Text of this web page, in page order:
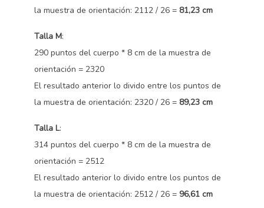
la muestra de orientación: 2112 / 26 = 81,23 cm
Talla M:
290 puntos del cuerpo * 8 cm de la muestra de
orientación = 2320
El resultado anterior lo divido entre los puntos de
la muestra de orientación: 2320 / 26 = 89,23 cm
Talla L:
314 puntos del cuerpo * 8 cm de la muestra de
orientación = 2512
El resultado anterior lo divido entre los puntos de
la muestra de orientación: 2512 / 26 = 96,61 cm